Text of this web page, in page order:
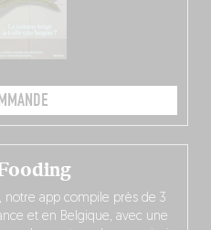
notre app compile près de 3
et en Belgique, avec une